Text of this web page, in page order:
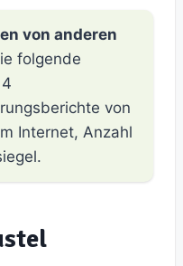
von anderen
folgende
von
Internet, Anzahl